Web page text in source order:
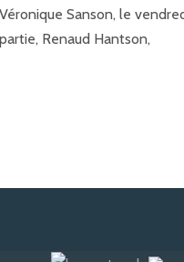
Sanson, le
Renaud Hantson,